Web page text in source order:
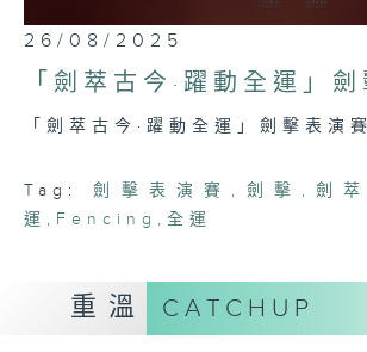
0
seconds
of
1
21
seconds
26/08/2025
「劍萃古今·躍動全運」
「劍萃古今·躍動全運」劍擊表演賽
Tag: 劍擊表演賽 , 劍擊 ,
劍
運 , Fencing ,全運
重溫 CATCHUP